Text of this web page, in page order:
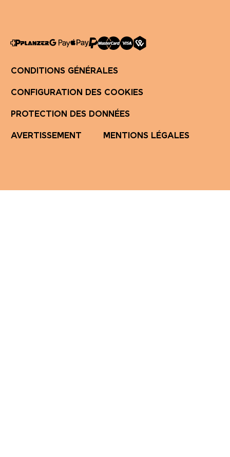
CONDITIONS GÉNÉRALES
CONFIGURATION DES COOKIES
PROTECTION DES DONNÉES
AVERTISSEMENT MENTIONS LÉGALES